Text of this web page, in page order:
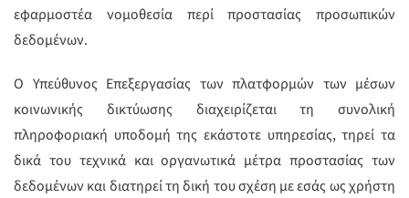
εφαρμοστέα νομοθεσία περί προστασίας προσωπικών
δεδομένων.
Ο Υπεύθυνος Επεξεργασίας των πλατφορμών των μέσων
κοινωνικής δικτύωσης διαχειρίζεται τη συνολική
πληροφοριακή υποδομή της εκάστοτε υπηρεσίας, τηρεί τα
δικά του τεχνικά και οργανωτικά μέτρα προστασίας των
δεδομένων και διατηρεί τη δική του σχέση με εσάς ως χρήστη